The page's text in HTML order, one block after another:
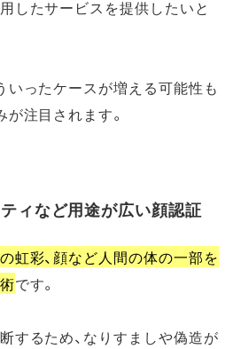
したサービスを提供したいと
いったケースが増える可能性も
が注目されます。
ィなど用途が広い顔認証
虹彩、顔など人間の体の一部を
です。
するため、なりすましや偽造が